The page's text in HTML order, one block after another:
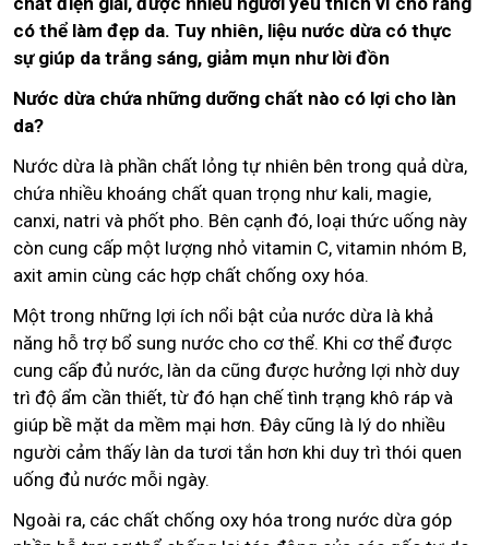
có thể làm đẹp da. Tuy nhiên, liệu nước dừa có thực
sự giúp da trắng sáng, giảm mụn như lời đồn
Nước dừa chứa những dưỡng chất nào có lợi cho làn
da?
Nước dừa là phần chất lỏng tự nhiên bên trong quả dừa,
chứa nhiều khoáng chất quan trọng như kali, magie,
canxi, natri và phốt pho. Bên cạnh đó, loại thức uống này
còn cung cấp một lượng nhỏ vitamin C, vitamin nhóm B,
axit amin cùng các hợp chất chống oxy hóa.
Một trong những lợi ích nổi bật của nước dừa là khả
năng hỗ trợ bổ sung nước cho cơ thể. Khi cơ thể được
cung cấp đủ nước, làn da cũng được hưởng lợi nhờ duy
trì độ ẩm cần thiết, từ đó hạn chế tình trạng khô ráp và
giúp bề mặt da mềm mại hơn. Đây cũng là lý do nhiều
người cảm thấy làn da tươi tắn hơn khi duy trì thói quen
uống đủ nước mỗi ngày.
Ngoài ra, các chất chống oxy hóa trong nước dừa góp